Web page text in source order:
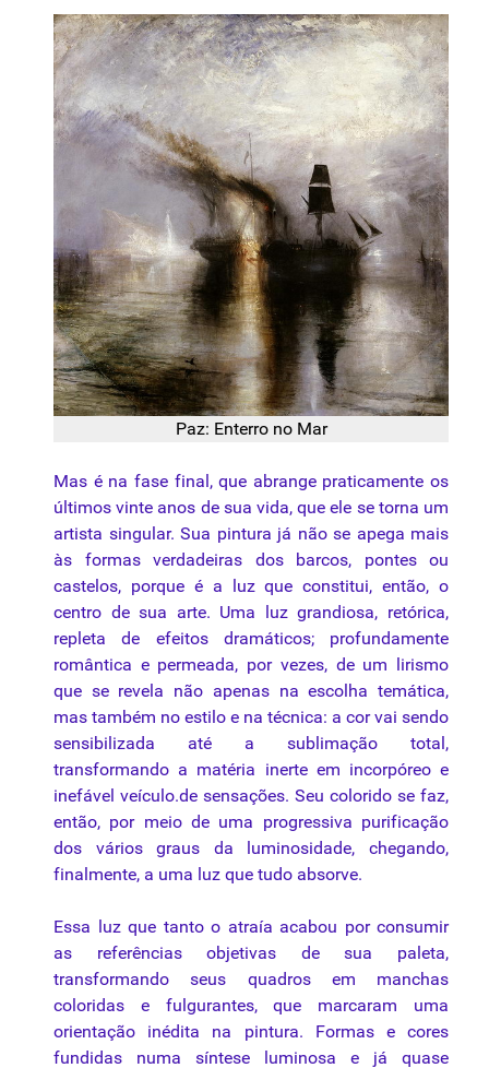
Paz: Enterro no Mar
Mas é na fase final, que abrange praticamente os
últimos vinte anos de sua vida, que ele se torna um
artista singular. Sua pintura já não se apega mais
às formas verdadeiras dos barcos, pontes ou
castelos, porque é a luz que constitui, então, o
centro de sua arte. Uma luz grandiosa, retórica,
repleta de efeitos dramáticos; profundamente
romântica e permeada, por vezes, de um lirismo
que se revela não apenas na escolha temática,
mas também no estilo e na técnica: a cor vai sendo
sensibilizada até a sublimação total,
transformando a matéria inerte em incorpóreo e
inefável veículo.de sensações. Seu colorido se faz,
então, por meio de uma progressiva purificação
dos vários graus da luminosidade, chegando,
finalmente, a uma luz que tudo absorve.
Essa luz que tanto o atraía acabou por consumir
as referências objetivas de sua paleta,
transformando seus quadros em manchas
coloridas e fulgurantes, que marcaram uma
orientação inédita na pintura. Formas e cores
fundidas numa síntese luminosa e já quase